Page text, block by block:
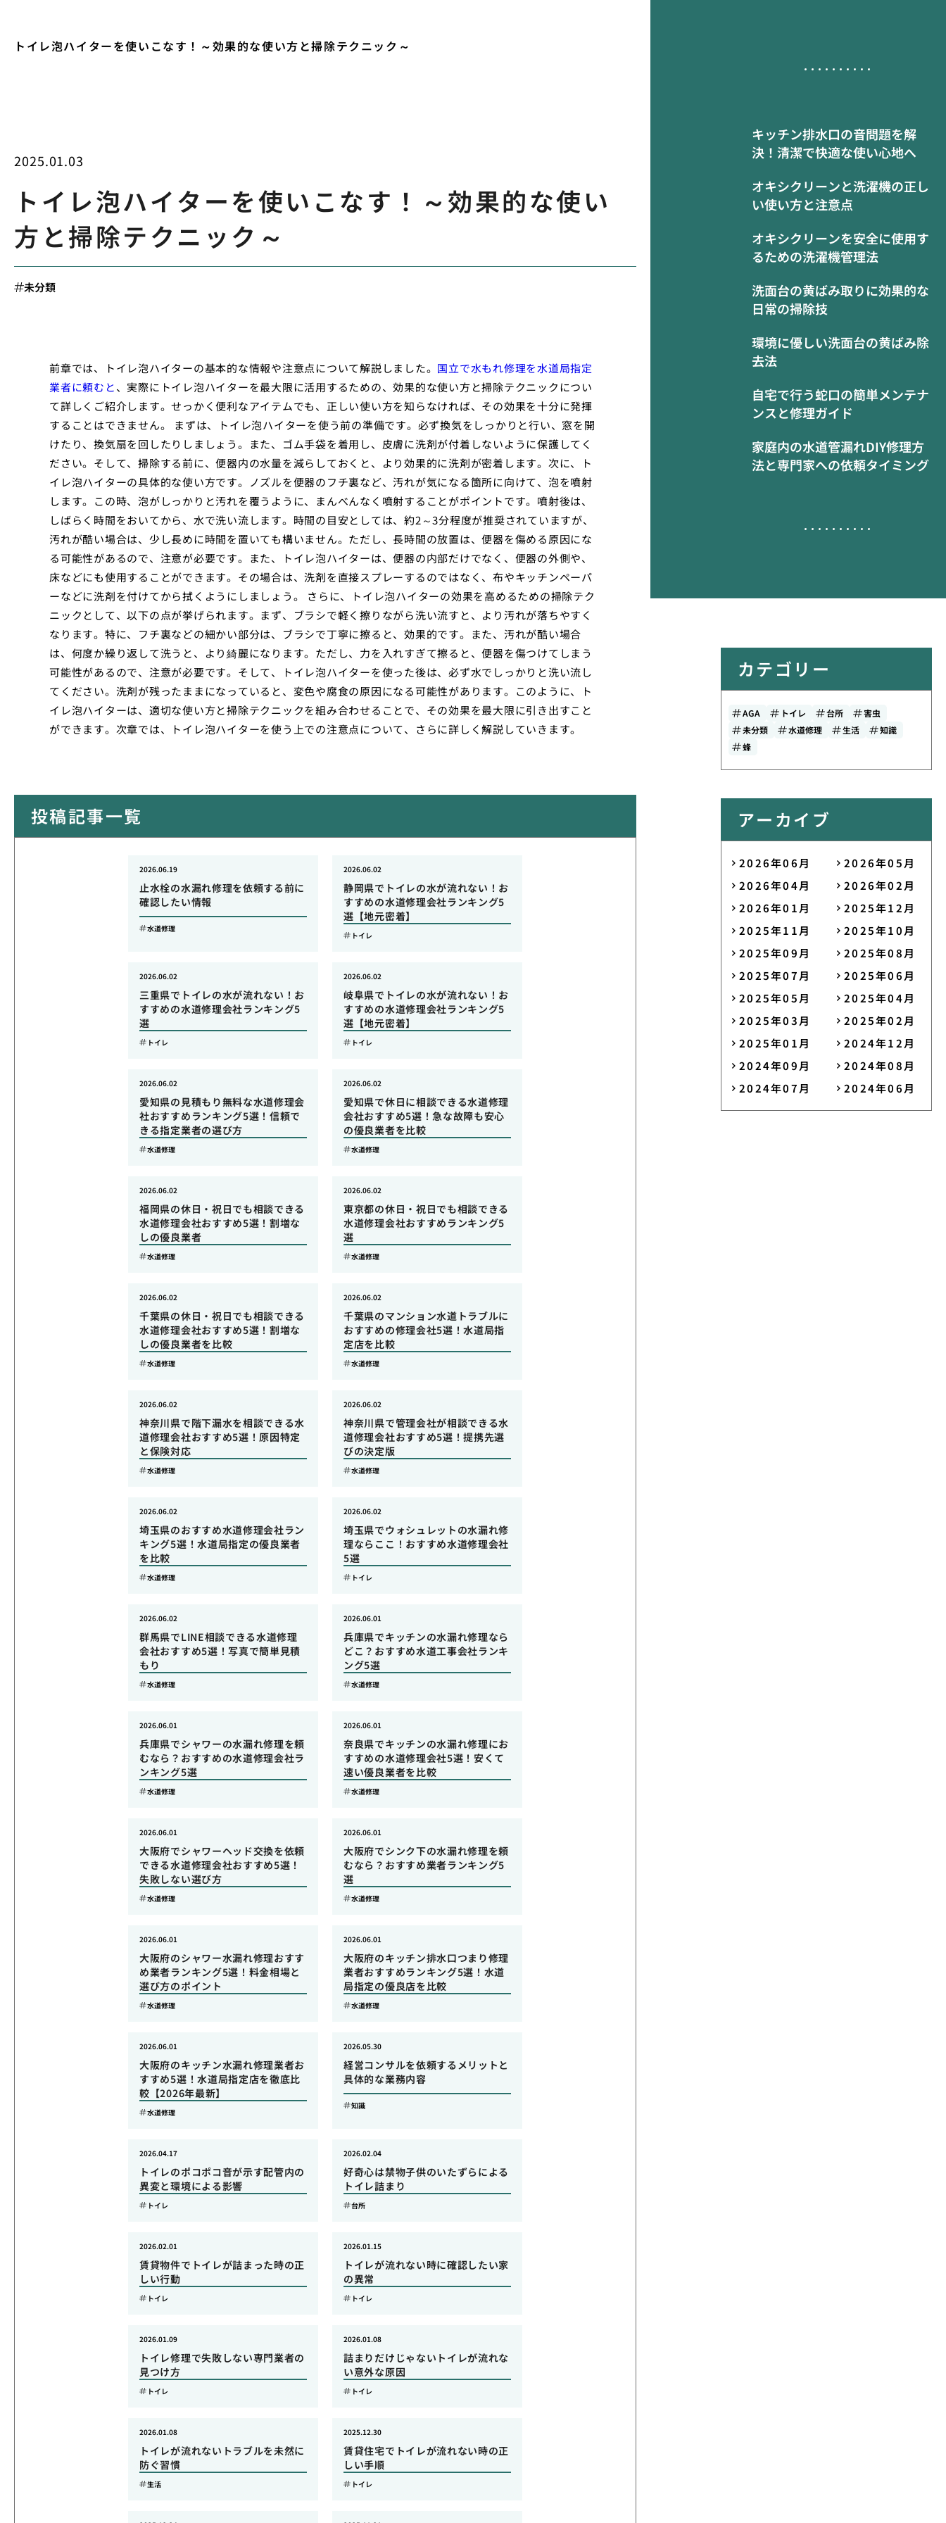
トイレ泡ハイターを使いこなす！～効果的な使い方と掃除テクニック～
キッチン排水口の音問題を解
決！清潔で快適な使い心地へ
オキシクリーンと洗濯機の正し
い使い方と注意点
オキシクリーンを安全に使用す
るための洗濯機管理法
洗面台の黄ばみ取りに効果的な
日常の掃除技
環境に優しい洗面台の黄ばみ除
去法
自宅で行う蛇口の簡単メンテナ
ンスと修理ガイド
家庭内の水道管漏れDIY修理方
法と専門家への依頼タイミング
2025.01.03
トイレ泡ハイターを使いこなす！～効果的な使い
方と掃除テクニック～
未分類
前章では、トイレ泡ハイターの基本的な情報や注意点について解説しました。 国立で水もれ修理を水道局指定
業者に頼むと、実際にトイレ泡ハイターを最大限に活用するための、効果的な使い方と掃除テクニックについ
て詳しくご紹介します。せっかく便利なアイテムでも、正しい使い方を知らなければ、その効果を十分に発揮
することはできません。 まずは、トイレ泡ハイターを使う前の準備です。必ず換気をしっかりと行い、窓を開
けたり、換気扇を回したりしましょう。また、ゴム手袋を着用し、皮膚に洗剤が付着しないように保護してく
ださい。そして、掃除する前に、便器内の水量を減らしておくと、より効果的に洗剤が密着します。次に、ト
イレ泡ハイターの具体的な使い方です。ノズルを便器のフチ裏など、汚れが気になる箇所に向けて、泡を噴射
します。この時、泡がしっかりと汚れを覆うように、まんべんなく噴射することがポイントです。噴射後は、
しばらく時間をおいてから、水で洗い流します。時間の目安としては、約2～3分程度が推奨されていますが、
汚れが酷い場合は、少し長めに時間を置いても構いません。ただし、長時間の放置は、便器を傷める原因にな
る可能性があるので、注意が必要です。また、トイレ泡ハイターは、便器の内部だけでなく、便器の外側や、
床などにも使用することができます。その場合は、洗剤を直接スプレーするのではなく、布やキッチンペーパ
ーなどに洗剤を付けてから拭くようにしましょう。 さらに、トイレ泡ハイターの効果を高めるための掃除テク
ニックとして、以下の点が挙げられます。まず、ブラシで軽く擦りながら洗い流すと、より汚れが落ちやすく
なります。特に、フチ裏などの細かい部分は、ブラシで丁寧に擦ると、効果的です。また、汚れが酷い場合
は、何度か繰り返して洗うと、より綺麗になります。ただし、力を入れすぎて擦ると、便器を傷つけてしまう
可能性があるので、注意が必要です。そして、トイレ泡ハイターを使った後は、必ず水でしっかりと洗い流し
てください。洗剤が残ったままになっていると、変色や腐食の原因になる可能性があります。このように、ト
イレ泡ハイターは、適切な使い方と掃除テクニックを組み合わせることで、その効果を最大限に引き出すこと
ができます。次章では、トイレ泡ハイターを使う上での注意点について、さらに詳しく解説していきます。
投稿記事一覧
止水栓の水漏れ修理を依頼する前に
確認したい情報
2026.06.19
水道修理
静岡県でトイレの水が流れない！お
すすめの水道修理会社ランキング5
選【地元密着】
2026.06.02
トイレ
三重県でトイレの水が流れない！お
すすめの水道修理会社ランキング5
選
2026.06.02
トイレ
岐阜県でトイレの水が流れない！お
すすめの水道修理会社ランキング5
選【地元密着】
2026.06.02
トイレ
愛知県の見積もり無料な水道修理会
社おすすめランキング5選！信頼で
きる指定業者の選び方
2026.06.02
水道修理
愛知県で休日に相談できる水道修理
会社おすすめ5選！急な故障も安心
の優良業者を比較
2026.06.02
水道修理
福岡県の休日・祝日でも相談できる
水道修理会社おすすめ5選！割増な
しの優良業者
2026.06.02
水道修理
東京都の休日・祝日でも相談できる
水道修理会社おすすめランキング5
選
2026.06.02
水道修理
千葉県の休日・祝日でも相談できる
水道修理会社おすすめ5選！割増な
しの優良業者を比較
2026.06.02
水道修理
千葉県のマンション水道トラブルに
おすすめの修理会社5選！水道局指
定店を比較
2026.06.02
水道修理
神奈川県で階下漏水を相談できる水
道修理会社おすすめ5選！原因特定
と保険対応
2026.06.02
水道修理
神奈川県で管理会社が相談できる水
道修理会社おすすめ5選！提携先選
びの決定版
2026.06.02
水道修理
埼玉県のおすすめ水道修理会社ラン
キング5選！水道局指定の優良業者
を比較
2026.06.02
水道修理
埼玉県でウォシュレットの水漏れ修
理ならここ！おすすめ水道修理会社
5選
2026.06.02
トイレ
群馬県でLINE相談できる水道修理
会社おすすめ5選！写真で簡単見積
もり
2026.06.02
水道修理
兵庫県でキッチンの水漏れ修理なら
どこ？おすすめ水道工事会社ランキ
ング5選
2026.06.01
水道修理
兵庫県でシャワーの水漏れ修理を頼
むなら？おすすめの水道修理会社ラ
ンキング5選
2026.06.01
水道修理
奈良県でキッチンの水漏れ修理にお
すすめの水道修理会社5選！安くて
速い優良業者を比較
2026.06.01
水道修理
大阪府でシャワーヘッド交換を依頼
できる水道修理会社おすすめ5選！
失敗しない選び方
2026.06.01
水道修理
大阪府でシンク下の水漏れ修理を頼
むなら？おすすめ業者ランキング5
選
2026.06.01
水道修理
大阪府のシャワー水漏れ修理おすす
め業者ランキング5選！料金相場と
選び方のポイント
2026.06.01
水道修理
大阪府のキッチン排水口つまり修理
業者おすすめランキング5選！水道
局指定の優良店を比較
2026.06.01
水道修理
大阪府のキッチン水漏れ修理業者お
すすめ5選！水道局指定店を徹底比
較【2026年最新】
2026.06.01
水道修理
経営コンサルを依頼するメリットと
具体的な業務内容
2026.05.30
知識
トイレのポコポコ音が示す配管内の
異変と環境による影響
2026.04.17
トイレ
好奇心は禁物子供のいたずらによる
トイレ詰まり
2026.02.04
台所
賃貸物件でトイレが詰まった時の正
しい行動
2026.02.01
トイレ
トイレが流れない時に確認したい家
の異常
2026.01.15
トイレ
トイレ修理で失敗しない専門業者の
見つけ方
2026.01.09
トイレ
詰まりだけじゃないトイレが流れな
い意外な原因
2026.01.08
トイレ
トイレが流れないトラブルを未然に
防ぐ習慣
2026.01.08
生活
賃貸住宅でトイレが流れない時の正
しい手順
2025.12.30
トイレ
カテゴリー
AGA トイレ 台所
害虫
未分類
水道修理 生活
知識
蜂
アーカイブ
2026年06月
2026年05月
2026年04月
2026年02月
2026年01月
2025年12月
2025年11月
2025年10月
2025年09月
2025年08月
2025年07月
2025年06月
2025年05月
2025年04月
2025年03月
2025年02月
2025年01月
2024年12月
2024年09月
2024年08月
2024年07月
2024年06月